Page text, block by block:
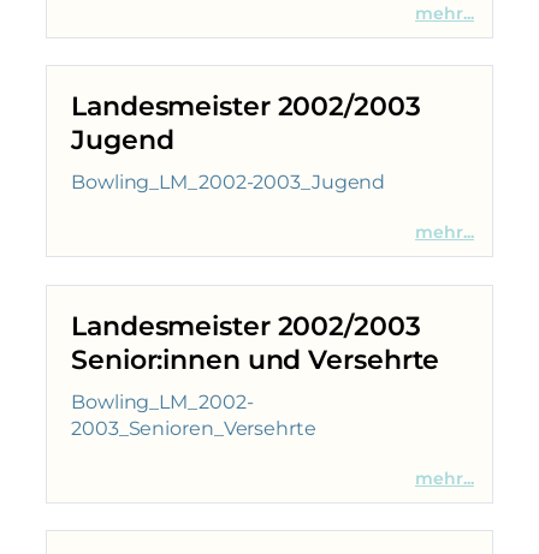
mehr...
Landesmeister 2002/2003
Jugend
Bowling_LM_2002-2003_Jugend
mehr...
Landesmeister 2002/2003
Senior:innen und Versehrte
Bowling_LM_2002-
2003_Senioren_Versehrte
mehr...